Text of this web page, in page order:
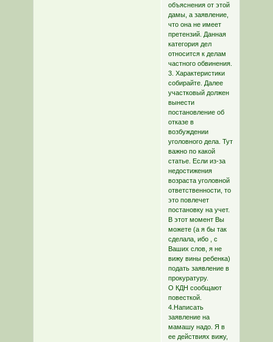
объяснения от этой
дамы, а заявление,
что она не имеет
претензий. Данная
категория дел
относится к делам
частного обвинения.
3. Характеристики
собирайте. Далее
участковый должен
вынести
постановление об
отказе в
возбуждении
уголовного дела. Тут
важно по какой
статье. Если из-за
недостижения
возраста уголовной
ответственности, то
это повлечет
постановку на учет.
В этот момент Вы
можете (а я бы так
сделала, ибо , с
Ваших слов, я не
вижу вины ребенка)
подать заявление в
прокуратуру.
О КДН сообщают
повесткой.
4.Написать
заявление на
мамашу надо. Я в
ее действиях вижу,